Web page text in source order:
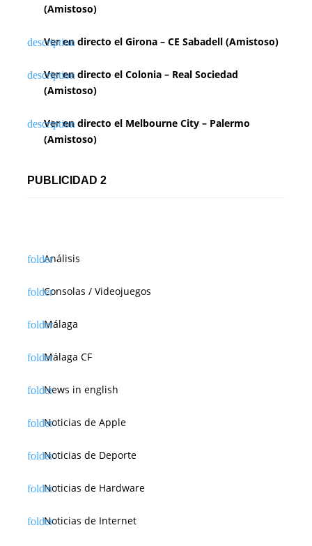
(Amistoso)
Ver en directo el Girona – CE Sabadell (Amistoso)
Ver en directo el Colonia – Real Sociedad
(Amistoso)
Ver en directo el Melbourne City – Palermo
(Amistoso)
PUBLICIDAD 2
Análisis
Consolas / Videojuegos
Málaga
Málaga CF
News in english
Noticias de Apple
Noticias de Deporte
Noticias de Hardware
Noticias de Internet